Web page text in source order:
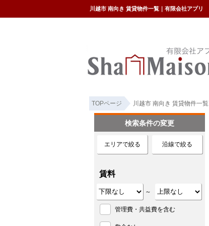
川越市 南向き 賃貸物件一覧｜有限会社アプリ
TOPページ 川越市 南向き 賃貸物件一覧
検索条件の変更
エリアで絞る 沿線で絞る
賃料
～
管理費・共益費を含む